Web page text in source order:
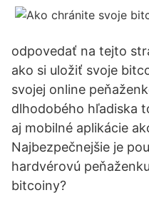
odpovedať na tejto
ako si uložiť svoje
svojej online
dlhodobého hľadiska
aj mobilné aplikácie
Najbezpečnejšie je
hardvérovú
bitcoiny?